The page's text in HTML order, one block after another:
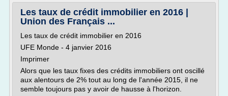
Les taux de crédit immobilier en 2016 |
Union des Français ...
Les taux de crédit immobilier en 2016
UFE Monde - 4 janvier 2016
Imprimer
Alors que les taux fixes des crédits immobiliers ont oscillé
aux alentours de 2% tout au long de l'année 2015, il ne
semble toujours pas y avoir de hausse à l'horizon.